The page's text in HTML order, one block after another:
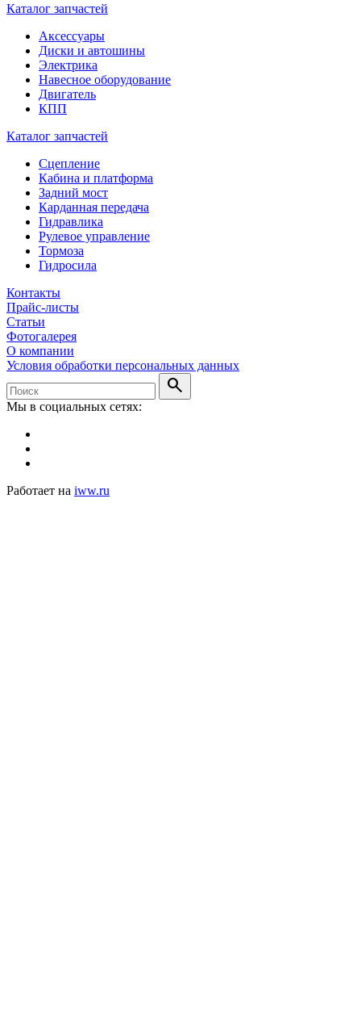
Каталог запчастей
Аксессуары
Диски и автошины
Электрика
Навесное оборудование
Двигатель
КПП
Каталог запчастей
Сцепление
Кабина и платформа
Задний мост
Карданная передача
Гидравлика
Рулевое управление
Тормоза
Гидросила
Контакты
Прайс-листы
Статьи
Фотогалерея
О компании
Условия обработки персональных данных
search
Мы в социальных сетях:
Работает на iww.ru